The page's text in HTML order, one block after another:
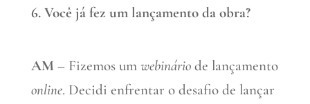
6. Você já fez um lançamento da obra?
AM – Fizemos um webináriode lançamento
online. Decidi enfrentar o desafio de lançar